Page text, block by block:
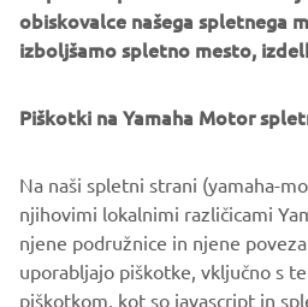
obiskovalce našega spletnega
izboljšamo spletno mesto,
Piškotki na Yamaha Motor
Na naši spletni strani (yamaha-
njihovimi lokalnimi različicami
njene podružnice in njene
uporabljajo piškotke, vključno s
piškotkom, kot so javascript in